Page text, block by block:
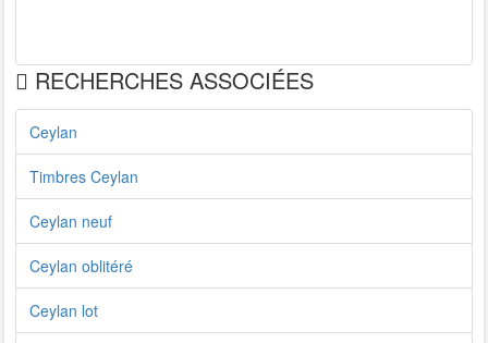
RECHERCHES ASSOCIÉES
Ceylan
Timbres Ceylan
Ceylan neuf
Ceylan oblitéré
Ceylan lot